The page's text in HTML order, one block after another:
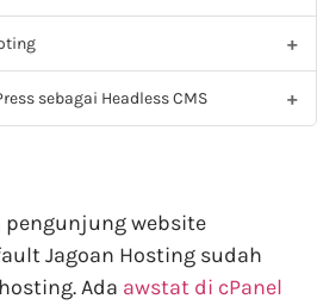
sebagai Headless CMS
website
Jagoan Hosting sudah
Ada awstat di cPanel